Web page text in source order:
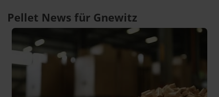
Pellet News für Gnewitz